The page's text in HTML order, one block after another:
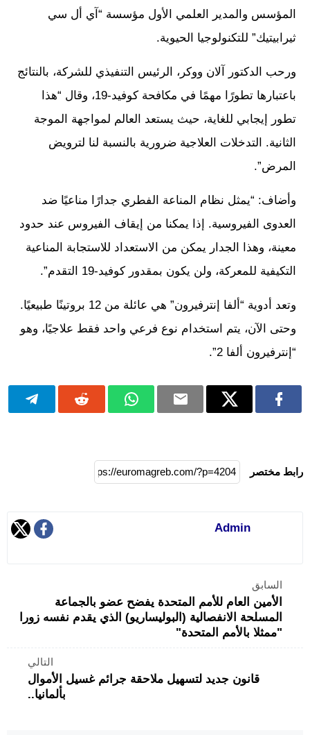
المؤسس والمدير العلمي الأول مؤسسة “آي أل سي
ثيرابيتيك” للتكنولوجيا الحيوية.
ورحب الدكتور آلان ووكر، الرئيس التنفيذي للشركة، بالنتائج
باعتبارها تطورًا مهمًا في مكافحة كوفيد-19، وقال “هذا
تطور إيجابي للغاية، حيث يستعد العالم لمواجهة الموجة
الثانية. التدخلات العلاجية ضرورية بالنسبة لنا لترويض
المرض”.
وأضاف: “يمثل نظام المناعة الفطري جدارًا مناعيًا ضد
العدوى الفيروسية. إذا يمكنا من إيقاف الفيروس عند حدود
معينة، وهذا الجدار يمكن من الاستعداد للاستجابة المناعية
التكيفية للمعركة، ولن يكون بمقدور كوفيد-19 التقدم”.
وتعد أدوية “ألفا إنترفيرون” هي عائلة من 12 بروتينًا طبيعيًا.
وحتى الآن، يتم استخدام نوع فرعي واحد فقط علاجيًا، وهو
“إنترفيرون ألفا 2”.
رابط مختصر
Admin
السابق
الأمين العام للأمم المتحدة يفضح عضو بالجماعة
المسلحة الانفصالية (البوليساريو) الذي يقدم نفسه زورا
"ممثلا بالأمم المتحدة"
التالي
قانون جديد لتسهيل ملاحقة جرائم غسيل الأموال
بألمانيا..